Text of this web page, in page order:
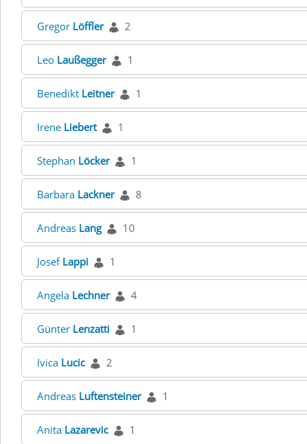
Gregor Löffler 2
Leo Laußegger 1
Benedikt Leitner 1
Irene Liebert 1
Stephan Löcker 1
Barbara Lackner 8
Andreas Lang 10
Josef Lappi 1
Angela Lechner 4
Günter Lenzatti 1
Ivica Lucic 2
Andreas Luftensteiner 1
Anita Lazarevic 1